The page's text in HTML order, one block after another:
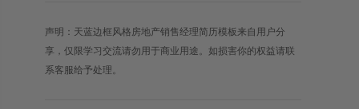
声明：天蓝边框风格房地产销售经理简历模板来自用户分
享，仅限学习交流请勿用于商业用途。如损害你的权益请联
系客服给予处理。